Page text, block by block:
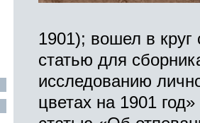
1901); вошел в круг
статью для
исследованию
цветах на 1901